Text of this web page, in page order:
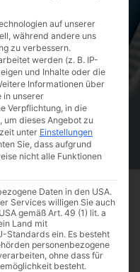
Steel
auf unserer
während andere uns
zu verbessern.
werden (z. B. IP-
und Inhalte oder die
Informationen über
in unserer
Verpflichtung, in die
um dieses Angebot zu
unter Einstellungen
Sie, dass aufgrund
nicht alle Funktionen
Daten in den USA.
Services willigen Sie auch
gemäß Art. 49 (1) lit. a
Land mit
Standards ein. Es besteht
personenbezogene
ohne dass für
besteht.